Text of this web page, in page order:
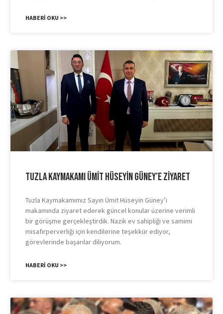
HABERI OKU >>
Tuzla Kaymakamı Ümit Hüseyin Güney’e Ziyaret
Tuzla Kaymakamımız Sayın Ümit Hüseyin Güney’i
makamında ziyaret ederek güncel konular üzerine verimli
bir görüşme gerçekleştirdik. Nazik ev sahipliği ve samimi
misafirperverliği için kendilerine teşekkür ediyor,
görevlerinde başarılar diliyorum.
HABERI OKU >>